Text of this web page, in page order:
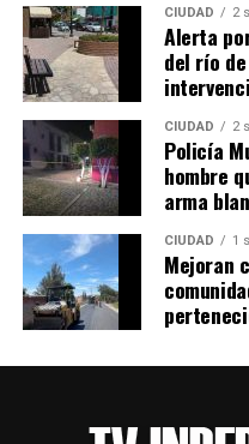
CIUDAD 2
Alerta
del río
CIUDAD 2
Policía
hombre
arma
CIUDAD 1
Mejoran